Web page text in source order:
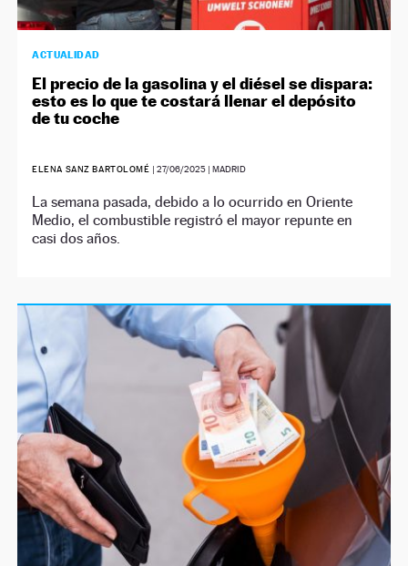
ACTUALIDAD
El precio de la gasolina y el diésel se dispara:
esto es lo que te costará llenar el depósito
de tu coche
ELENA SANZ BARTOLOMÉ | 27/06/2025| MADRID
La semana pasada, debido a lo ocurrido en Oriente
Medio, el combustible registró el mayor repunte en
casi dos años.